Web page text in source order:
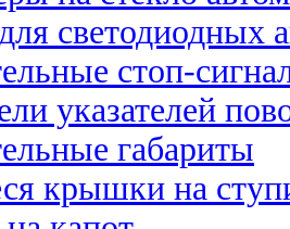
светодиодных
стоп-
указателей
габариты
крышки на